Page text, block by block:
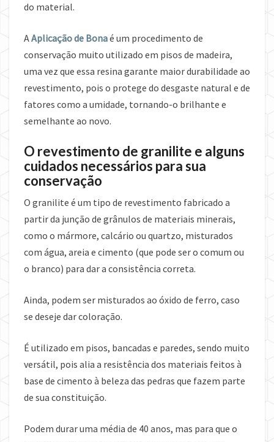
do material.
AAplicação de Bonaé um procedimento de
conservação muito utilizado em pisos de madeira,
uma vez que essa resina garante maior durabilidade ao
revestimento, pois o protege do desgaste natural e de
fatores como a umidade, tornando-o brilhante e
semelhante ao novo.
O revestimento de granilite e alguns
cuidados necessários para sua
conservação
O granilite é um tipo de revestimento fabricado a
partir da junção de grânulos de materiais minerais,
como o mármore, calcário ou quartzo, misturados
com água, areia e cimento (que pode ser o comum ou
o branco) para dar a consistência correta.
Ainda, podem ser misturados ao óxido de ferro, caso
se deseje dar coloração.
É utilizado em pisos, bancadas e paredes, sendo muito
versátil, pois alia a resistência dos materiais feitos à
base de cimento à beleza das pedras que fazem parte
de sua constituição.
Podem durar uma média de 40 anos, mas para que o